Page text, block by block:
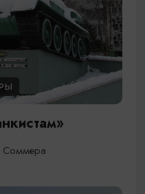
Соммера